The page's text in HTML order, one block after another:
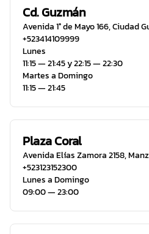
Cd. Guzmán
Avenida 1° de Mayo 166,Ciudad
+523414109999
Lunes
11:15 ― 21:45 y 22:15 ― 22:30
Martes a Domingo
11:15 ― 21:45
Plaza Coral
Avenida Elías Zamora 2158,
+523123152300
Lunes a Domingo
09:00 ― 23:00